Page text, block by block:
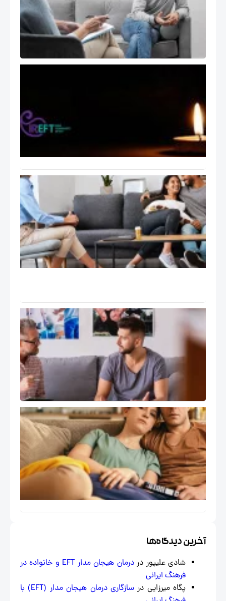
( The Self
of the
Therapist
)
ایران
بابت
اتفاقات
ایران
راهنمای
عملی
جلسات
درمان
هیجان
مدار
EFT:
تانگو
Tango
سوپرویژن
و رشد
حرفه ای
درمانگر
هیجان
مدار EFT
کاربرد
درمان
هیجان
EFT در
مسائل
اجتماعی
ایران
دیدگاه‌ها
شادی علیپوردر
درمان هیجان مدار EFT و خانواده در
فرهنگ ایرانی
پگاه میرزاییدر
سازگاری درمان هیجان‌ مدار (EFT) با